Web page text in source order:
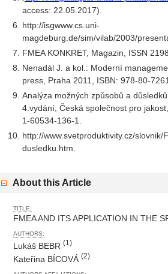
access: 22.05.2017).
http://isgwww.cs.uni-
magdeburg.de/sim/vilab/2003/
FMEA KONKRET, Magazin, ISSN
Nenadál J. a kol.: Moderní
press, Praha 2011, ISBN: 978-80-
Analýza možných způsobů a
4.vydání, Česká společnost pro
1-60534-136-1.
http://www.svetproduktivity.cz/slovnik/
dusledku.htm.
About this Article
TITLE:
FMEA AND ITS APPLICATION IN THE
AUTHORS:
Lukáš BEBR (1)
Kateřina BÍCOVÁ (2)